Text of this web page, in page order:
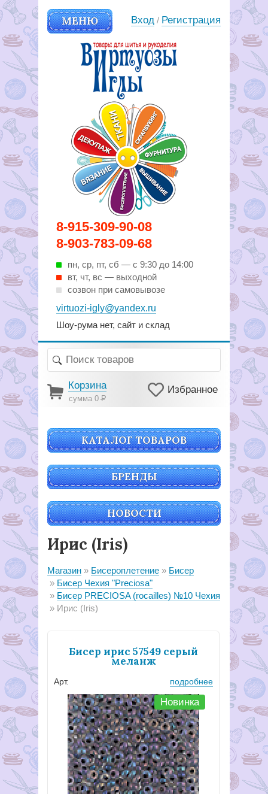
8-915-309-90-08
8-903-783-09-68
пн, ср, пт, cб — с 9:30 до 14:00
вт, чт, вс — выходной
созвон при самовывозе
virtuozi-igly@yandex.ru
Шоу-рума нет, сайт и склад
МЕНЮ
Вирутозы иглы. Товары для
шитья и рукоделья
Вход / Регистрация
Корзина
сумма 0Р
Избранное
КАТАЛОГ ТОВАРОВ
БРЕНДЫ
НОВОСТИ
Ирис (Iris)
Магазин Бисероплетение
Бисер
Бисер Чехия "Preciosa"
Бисер PRECIOSA (rocailles) №10 Чехия
Ирис (Iris)
Бисер ирис 57549 серый
меланж
Арт. подробнее
Новинка